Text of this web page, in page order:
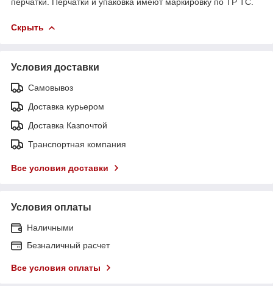
Скрыть
Условия доставки
Самовывоз
Доставка курьером
Доставка Казпочтой
Транспортная компания
Все условия доставки
Условия оплаты
Наличными
Безналичный расчет
Все условия оплаты